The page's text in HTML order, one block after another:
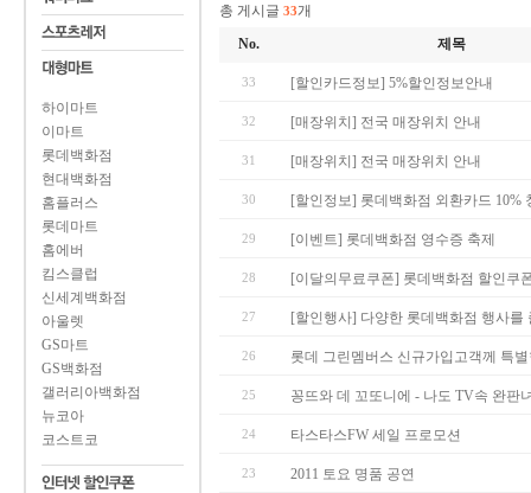
하이마트
이마트
롯데백화점
현대백화점
홈플러스
롯데마트
홈에버
킴스클럽
신세계백화점
아울렛
GS마트
GS백화점
갤러리아백화점
뉴코아
코스트코
총 게시글 33개
No.
제목
33 [할인카드정보] 5%할인정보안내
32 [매장위치] 전국 매장위치 안내
31 [매장위치] 전국 매장위치 안내
30 [할인정보] 롯데백화점 외환카드 10%
29 [이벤트] 롯데백화점 영수증 축제
28 [이달의무료쿠폰] 롯데백화점 할인쿠
27 [할인행사] 다양한 롯데백화점 행사를
26 롯데 그린멤버스 신규가입고객께 특
25 꽁뜨와 데 꼬또니에 - 나도 TV속 완판
24 타스타스FW 세일 프로모션
23 2011 토요 명품 공연